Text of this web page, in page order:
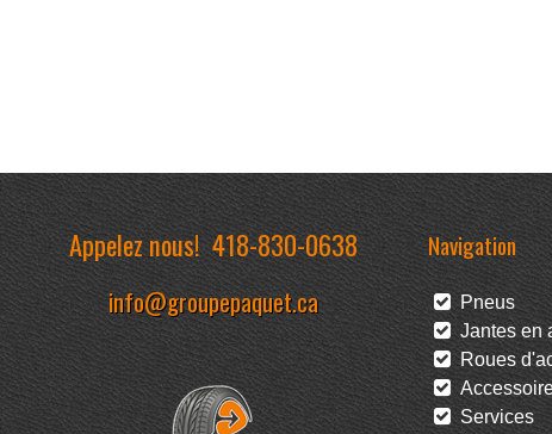
Appelez nous!418-830-0638
info@groupepaquet.ca
Navigation
Pneus
Jantes en
Roues
Services